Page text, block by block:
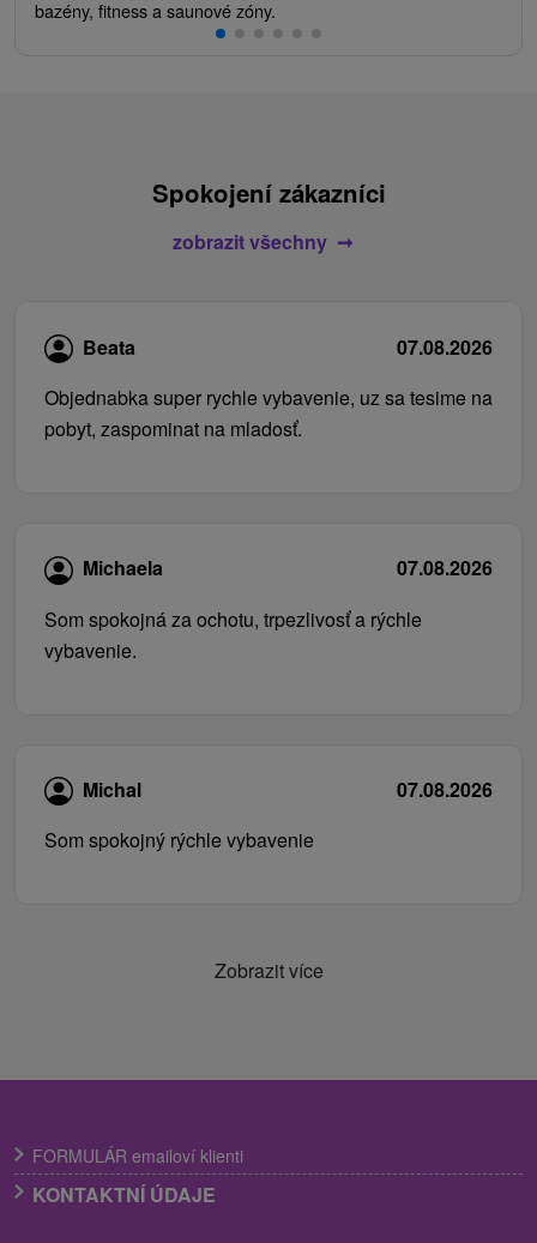
bazény, fitness a saunové zóny.
Spokojení zákazníci
zobrazit všechny
Beata
07.08.2026
Objednabka super rychle vybavenie, uz sa tesime na
pobyt, zaspominat na mladosť.
Michaela
07.08.2026
Som spokojná za ochotu, trpezlivosť a rýchle
vybavenie.
Michal
07.08.2026
Som spokojný rýchle vybavenie
Zobrazit více
FORMULÁR emailoví klienti
KONTAKTNÍ ÚDAJE